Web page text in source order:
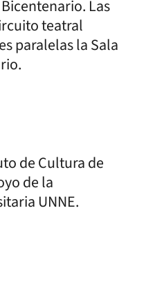
Las
teatral
paralelas la Sala
de Cultura de
de la
UNNE.